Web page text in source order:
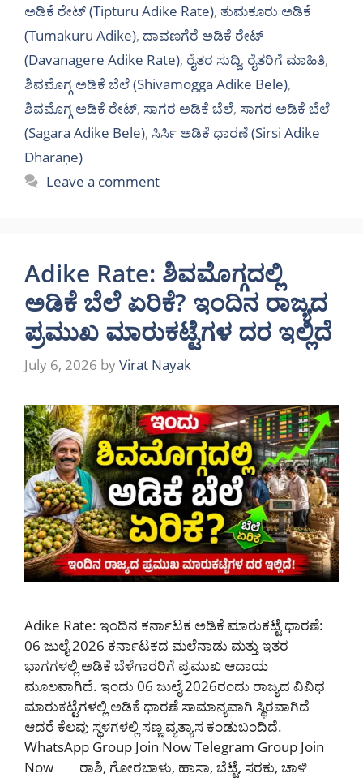
ಅಡಿಕೆ ರೇಟ್ (Tipturu Adike Rate), ತುಮಕೂರು ಅಡಿಕೆ
(Tumakuru Adike), ದಾವಣಗೆರೆ ಅಡಿಕೆ ರೇಟ್
(Davanagere Adike Rate), ರೈತರ ಸುದ್ದಿ, ರೈತರಿಗೆ ಮಾಹಿತಿ,
ಶಿವಮೊಗ್ಗ ಅಡಿಕೆ ಬೆಲೆ (Shivamogga Adike Bele),
ಶಿವಮೊಗ್ಗ ಅಡಿಕೆ ರೇಟ್, ಸಾಗರ ಅಡಿಕೆ ಬೆಲೆ, ಸಾಗರ ಅಡಿಕೆ ಬೆಲೆ
(Sagara Adike Bele), ಸಿರ್ಸಿ ಅಡಿಕೆ ಧಾರಣೆ (Sirsi Adike
Dharaṇe)
Leave a comment
Adike Rate: ಶಿವಮೊಗ್ಗದಲ್ಲಿ
ಅಡಿಕೆ ಬೆಲೆ ಏರಿಕೆ? ಇಂದಿನ ರಾಜ್ಯದ
ಪ್ರಮುಖ ಮಾರುಕಟ್ಟೆಗಳ ದರ ಇಲ್ಲಿದೆ
July 6, 2026 byVirat Nayak
Adike Rate: ಇಂದಿನ ಕರ್ನಾಟಕ ಅಡಿಕೆ ಮಾರುಕಟ್ಟೆ ಧಾರಣೆ:
06 ಜುಲೈ 2026 ಕರ್ನಾಟಕದ ಮಲೆನಾಡು ಮತ್ತು ಇತರ
ಭಾಗಗಳಲ್ಲಿ ಅಡಿಕೆ ಬೆಳೆಗಾರರಿಗೆ ಪ್ರಮುಖ ಆದಾಯ
ಮೂಲವಾಗಿದೆ. ಇಂದು 06 ಜುಲೈ 2026ರಂದು ರಾಜ್ಯದ ವಿವಿಧ
ಮಾರುಕಟ್ಟೆಗಳಲ್ಲಿ ಅಡಿಕೆ ಧಾರಣೆ ಸಾಮಾನ್ಯವಾಗಿ ಸ್ಥಿರವಾಗಿದೆ
ಆದರೆ ಕೆಲವು ಸ್ಥಳಗಳಲ್ಲಿ ಸಣ್ಣ ವ್ಯತ್ಯಾಸ ಕಂಡುಬಂದಿದೆ.
WhatsApp Group Join Now Telegram Group Join
Now ರಾಶಿ, ಗೋರಬಾಳು, ಹಾಸಾ, ಬೆಟ್ಟೆ, ಸರಕು, ಚಾಳಿ